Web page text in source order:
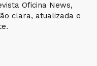
Oficina News,
clara, atualizada e